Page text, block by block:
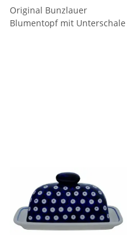
Original Bunzlauer
Blumentopf mit Unterschale